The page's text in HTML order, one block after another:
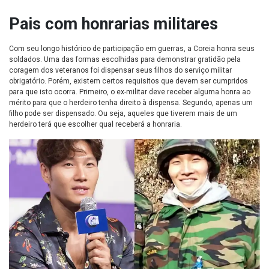
Pais com honrarias militares
Com seu longo histórico de participação em guerras, a Coreia honra seus
soldados. Uma das formas escolhidas para demonstrar gratidão pela
coragem dos veteranos foi dispensar seus filhos do serviço militar
obrigatório. Porém, existem certos requisitos que devem ser cumpridos
para que isto ocorra. Primeiro, o ex-militar deve receber alguma honra ao
mérito para que o herdeiro tenha direito à dispensa. Segundo, apenas um
filho pode ser dispensado. Ou seja, aqueles que tiverem mais de um
herdeiro terá que escolher qual receberá a honraria.